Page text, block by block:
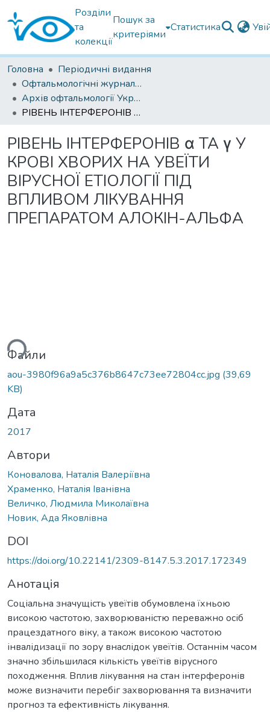
Розділи
та
колекції
Пошук за
критеріями
Статистика
Головна
Періодичні видання
Офтальмологічні журнали українські
Архів офтальмології України
РІВЕНЬ ІНТЕРФЕРОНІВ α ТА γ У КРОВІ ХВОРИХ НА УВЕЇТИ ВІРУСНОЇ ЕТІОЛОГІЇ ПІД ВПЛИВОМ ЛІКУВАННЯ ПРЕПАРАТОМ АЛОКІН-АЛЬФА
РІВЕНЬ ІНТЕРФЕРОНІВ α ТА γ У
КРОВІ ХВОРИХ НА УВЕЇТИ
ВІРУСНОЇ ЕТІОЛОГІЇ ПІД
ВПЛИВОМ ЛІКУВАННЯ
ПРЕПАРАТОМ АЛОКІН-АЛЬФА
Файли
aou-3980f96a9a5c376b8647c73ee72804cc.jpg (39,69
KB)
Дата
2017
Автори
Коновалова, Наталія Валеріївна
Храменко, Наталія Іванівна
Величко, Людмила Миколаївна
Новик, Ада Яковлівна
DOI
https://doi.org/10.22141/2309-8147.5.3.2017.172349
Анотація
Соціальна значущість увеїтів обумовлена їхньою
високою частотою, захворюваністю переважно осіб
працездатного віку, а також високою частотою
інвалідизації по зору внаслідок увеїтів. Останнім часом
значно збільшилася кількість увеїтів вірусного
походження. Вплив лікування на стан інтерферонів
може визначити перебіг захворювання та визначити
прогноз та ефективність лікування.